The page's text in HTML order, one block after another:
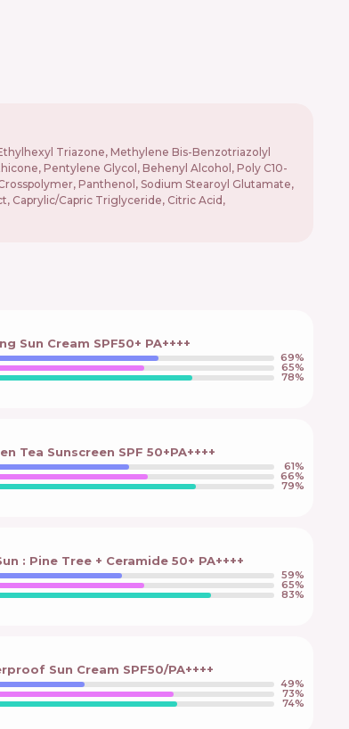
Triazone, Methylene Bis-Benzotriazolyl
Pentylene Glycol, Behenyl Alcohol, Poly C10-
Panthenol, Sodium Stearoyl Glutamate,
Caprylic/Capric Triglyceride, Citric Acid,
Sun Cream SPF50+ PA++++
69%
65%
78%
Tea Sunscreen SPF 50+PA++++
61%
66%
79%
: Pine Tree + Ceramide 50+ PA++++
59%
65%
83%
Sun Cream SPF50/PA++++
49%
73%
74%